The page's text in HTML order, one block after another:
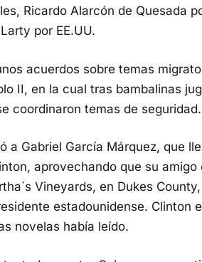
Ricardo Alarcón de Quesada
por EE.UU.
acuerdos sobre temas
II, en la cual tras bambalinas
coordinaron temas de seguridad.
a Gabriel García Márquez, que
aprovechando que su amigo
Vineyards, en Dukes County,
estadounidense. Clinton
novelas había leído.